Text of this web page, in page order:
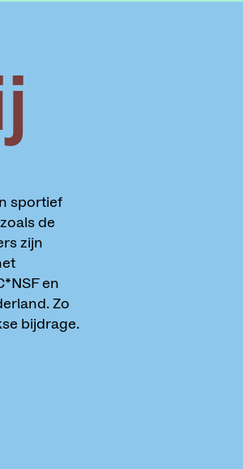
sportief
de
zijn
en
Zo
bijdrage.